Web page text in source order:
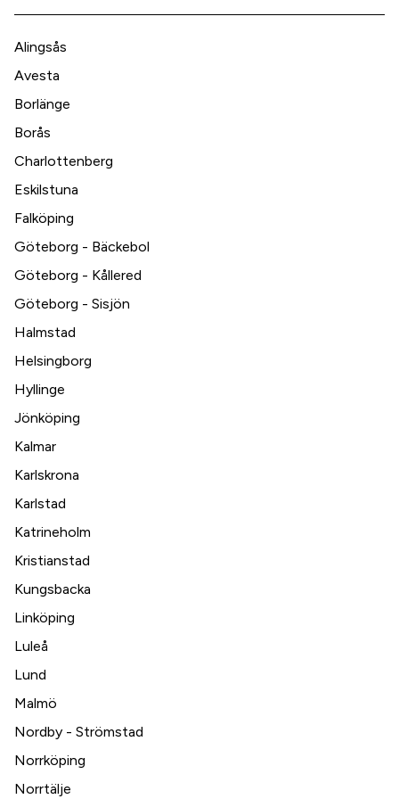
Alingsås
Avesta
Borlänge
Borås
Charlottenberg
Eskilstuna
Falköping
Göteborg - Bäckebol
Göteborg - Kållered
Göteborg - Sisjön
Halmstad
Helsingborg
Hyllinge
Jönköping
Kalmar
Karlskrona
Karlstad
Katrineholm
Kristianstad
Kungsbacka
Linköping
Luleå
Lund
Malmö
Nordby - Strömstad
Norrköping
Norrtälje